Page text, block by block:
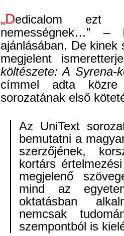
„Dedicalom ezt
nemességnek…”
ajánlásában. De kinek
megjelent
költészete: A
címmel adta
sorozatának első
Az UniText
bemutatni a
szerzőjének,
kortárs
megjelenő
mind az
oktatásban
nemcsak
szempontból is